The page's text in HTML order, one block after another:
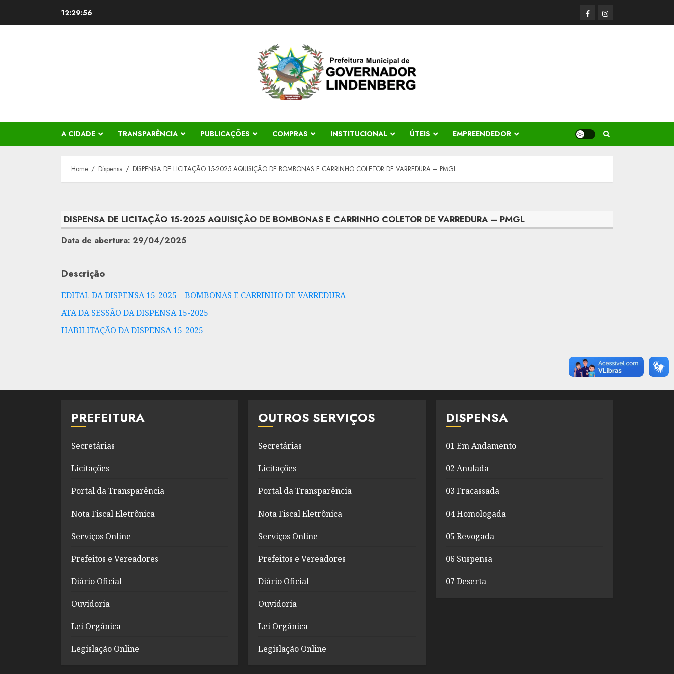
12:29:57 FacerbookInstagram
A CIDADE TRANSPARÊNCIA PUBLICAÇÕES COMPRAS INSTITUCIONAL ÚTEIS EMPREENDEDOR
Home Dispensa DISPENSA DE LICITAÇÃO 15-2025 AQUISIÇÃO DE BOMBONAS E CARRINHO COLETOR DE VARREDURA – PMGL
DISPENSA DE LICITAÇÃO 15-2025 AQUISIÇÃO DE BOMBONAS E CARRINHO COLETOR DE VARREDURA – PMGL
Data de abertura: 29/04/2025
Descrição
EDITAL DA DISPENSA 15-2025 – BOMBONAS E CARRINHO DE VARREDURA
ATA DA SESSÃO DA DISPENSA 15-2025
HABILITAÇÃO DA DISPENSA 15-2025
PREFEITURA
Secretárias
Licitações
Portal da Transparência
Nota Fiscal Eletrônica
Serviços Online
Prefeitos e Vereadores
Diário Oficial
Ouvidoria
Lei Orgânica
Legislação Online
OUTROS SERVIÇOS
Secretárias
Licitações
Portal da Transparência
Nota Fiscal Eletrônica
Serviços Online
Prefeitos e Vereadores
Diário Oficial
Ouvidoria
Lei Orgânica
Legislação Online
DISPENSA
01 Em Andamento
02 Anulada
03 Fracassada
04 Homologada
05 Revogada
06 Suspensa
07 Deserta